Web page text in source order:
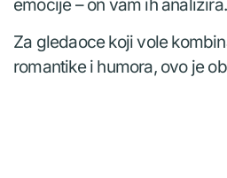
emocije – on vam ih analizira.
Za gledaoce koji vole
romantike i humora, ovo je